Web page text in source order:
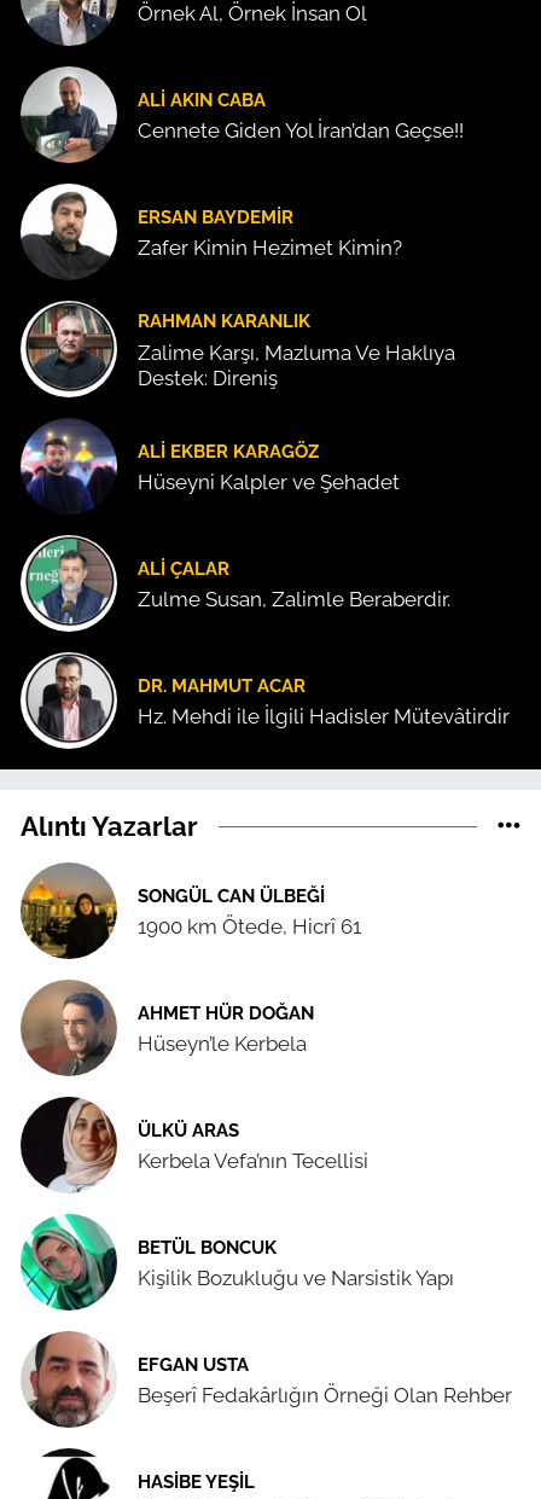
Örnek Al, Örnek İnsan Ol
ALI AKIN CABA
Cennete Giden Yol İran’dan Geçse!!
ERSAN BAYDEMIR
Zafer Kimin Hezimet Kimin?
RAHMAN KARANLIK
Zalime Karşı, Mazluma Ve Haklıya
Destek: Direniş
ALI EKBER KARAGÖZ
Hüseyni Kalpler ve Şehadet
ALI ÇALAR
Zulme Susan, Zalimle Beraberdir.
DR. MAHMUT ACAR
Hz. Mehdi ile İlgili Hadisler Mütevâtirdir
Alıntı Yazarlar
SONGÜL CAN ÜLBEĞI
1900 km Ötede, Hicrî 61
AHMET HÜR DOĞAN
Hüseyn’le Kerbela
ÜLKÜ ARAS
Kerbela Vefa’nın Tecellisi
BETÜL BONCUK
Kişilik Bozukluğu ve Narsistik Yapı
EFGAN USTA
Beşerî Fedakârlığın Örneği Olan Rehber
HASIBE YEŞIL